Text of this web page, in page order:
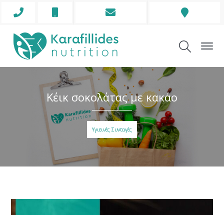
Phone
Envelope
Address
Κέικ σοκολάτας με κακάο
Υγιεινές Συνταγές